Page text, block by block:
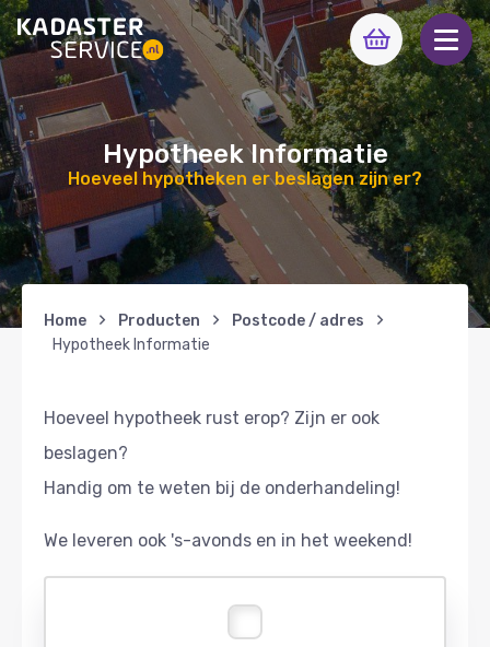
Hypotheek Informatie
Hoeveel hypotheken er beslagen zijn er?
Home Producten
Postcode / adres
Hypotheek Informatie
Hoeveel hypotheek rust erop? Zijn er ook
beslagen?
Handig om te weten bij de onderhandeling!
We leveren ook 's-avonds en in het weekend!